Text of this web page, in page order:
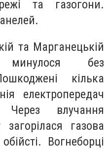
та газогони.
та Марганецькій
без
кілька
електропередач
влучання
загорілася газова
Вогнеборці